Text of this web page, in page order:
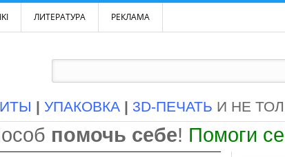
ЛИТЕРАТУРА РЕКЛАМА
| УПАКОВКА | 3D-ПЕЧАТЬ И НЕ
помочь себе! Помоги